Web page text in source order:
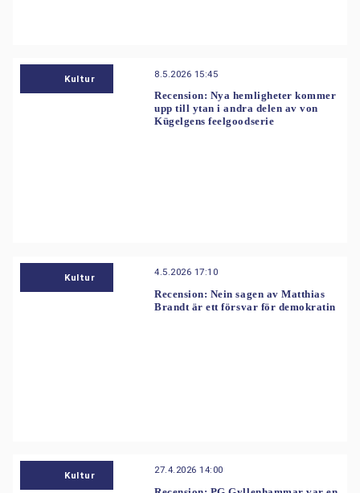
Kultur 8.5.2026 15:45
Recension: Nya hemligheter kommer
upp till ytan i andra delen av von
Kügelgens feelgoodserie
Kultur 4.5.2026 17:10
Recension: Nein sagen av Matthias
Brandt är ett försvar för demokratin
Kultur 27.4.2026 14:00